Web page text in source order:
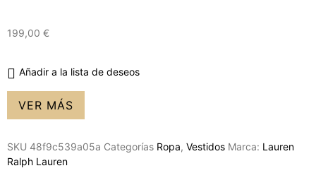
199,00 €
Añadir a la lista de deseos
VER MÁS
SKU 48f9c539a05a Categorías Ropa, Vestidos Marca: Lauren
Ralph Lauren